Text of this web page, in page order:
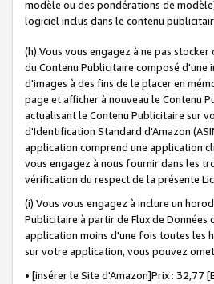
modèle ou des pondérations de
logiciel inclus dans le contenu
(h) Vous vous engagez à ne pas
du Contenu Publicitaire composé d'une
d'images à des fins de le placer en
page et afficher à nouveau le Contenu
actualisant le Contenu Publicitaire sur
d'Identification Standard d'Amazon
application comprend une application
vous engagez à nous fournir dans les
vérification du respect de la présente
(i) Vous vous engagez à inclure un
Publicitaire à partir de Flux de Données
application moins d'une fois toutes les
sur votre application, vous pouvez
• [insérer le Site d'Amazon]Prix :